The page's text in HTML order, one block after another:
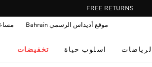
Pause
promotion
FREE RETURNS
موقع أديداس الرسمي Bahrain
الرياضات اسلوب حياة تخفيضات